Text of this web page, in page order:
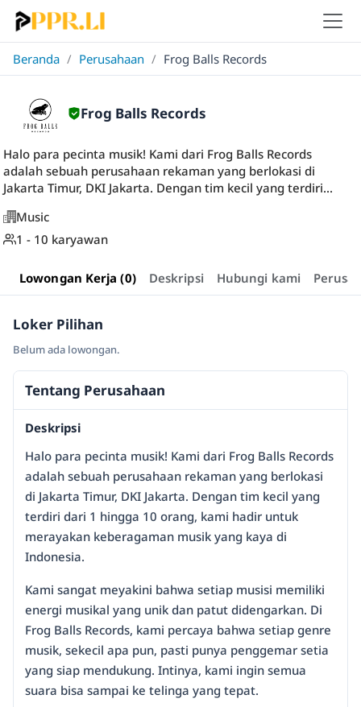
Beranda / Perusahaan / Frog Balls Records
Frog Balls Records
Halo para pecinta musik! Kami dari Frog Balls Records
adalah sebuah perusahaan rekaman yang berlokasi di
Jakarta Timur, DKI Jakarta. Dengan tim kecil yang terdiri...
Music
1 - 10 karyawan
Lowongan Kerja (0) Deskripsi Hubungi kami
Loker Pilihan
Belum ada lowongan.
Tentang Perusahaan
Deskripsi
Halo para pecinta musik! Kami dari Frog Balls Records
adalah sebuah perusahaan rekaman yang berlokasi
di Jakarta Timur, DKI Jakarta. Dengan tim kecil yang
terdiri dari 1 hingga 10 orang, kami hadir untuk
merayakan keberagaman musik yang kaya di
Indonesia.
Kami sangat meyakini bahwa setiap musisi memiliki
energi musikal yang unik dan patut didengarkan. Di
Frog Balls Records, kami percaya bahwa setiap genre
musik, sekecil apa pun, pasti punya penggemar setia
yang siap mendukung. Intinya, kami ingin semua
suara bisa sampai ke telinga yang tepat.